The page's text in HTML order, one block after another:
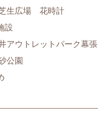
生広場 花時計
設
アウトレットパーク幕張
公園